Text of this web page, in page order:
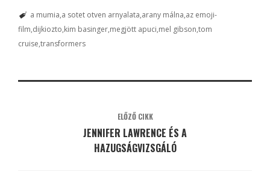
a mumia a sotet otven arnyalata arany málna az emoji-
film dijkiozto kim basinger megjött apuci mel gibson tom
cruise transformers
ELŐZŐ CIKK
JENNIFER LAWRENCE ÉS A
HAZUGSÁGVIZSGÁLÓ